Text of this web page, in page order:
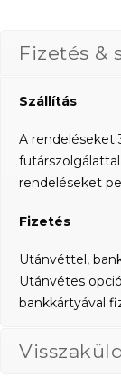
Fizetés &
Szállítás
A rendeléseket
rendeléseket
Fizetés
Utánvéttel,
Utánvétes
bankkártyával